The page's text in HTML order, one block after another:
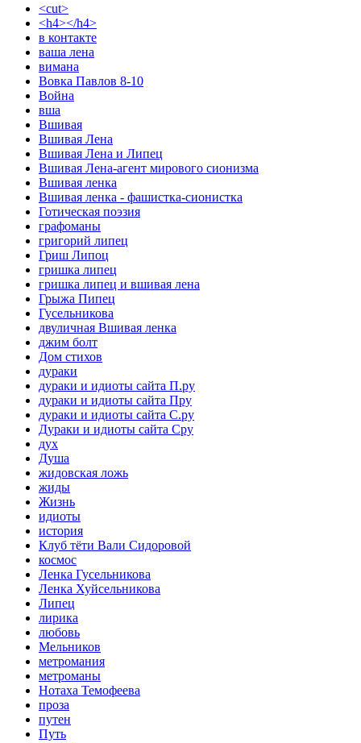
<cut>
<h4></h4>
в контакте
ваша лена
вимана
Вовка Павлов 8-10
Война
вша
Вшивая
Вшивая Лена
Вшивая Лена и Липец
Вшивая Лена-агент мирового сионизма
Вшивая ленка
Вшивая ленка - фашистка-сионистка
Готическая поэзия
графоманы
григорий липец
Гриш Липоц
гришка липец
гришка липец и вшивая лена
Грыжа Пипец
Гусельникова
двуличная Вшивая ленка
джим болт
Дом стихов
дураки
дураки и идиоты сайта П.ру
дураки и идиоты сайта Пру
дураки и идиоты сайта С.ру
Дураки и идиоты сайта Сру
дух
Душа
жидовская ложь
жиды
Жизнь
идиоты
история
Клуб тёти Вали Сидоровой
космос
Ленка Гусельникова
Ленка Хуйсельникова
Липец
лирика
любовь
Мельников
метромания
метроманы
Нотаха Темофеева
проза
путен
Путь